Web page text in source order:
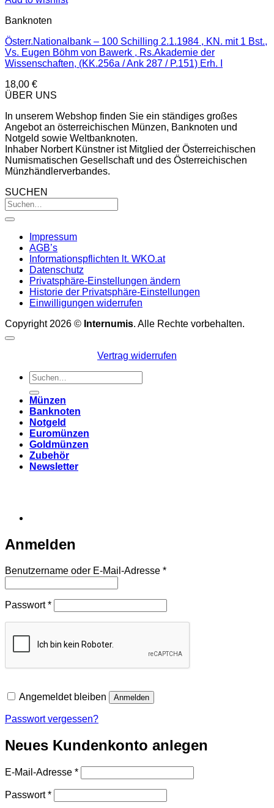
Banknoten
Österr.Nationalbank – 100 Schilling 2.1.1984 , KN. mit 1 Bst.,
Vs. Eugen Böhm von Bawerk , Rs.Akademie der
Wissenschaften, (KK.256a / Ank 287 / P.151) Erh. I
18,00 €
ÜBER UNS
In unserem Webshop finden Sie ein ständiges großes
Angebot an österreichischen Münzen, Banknoten und
Notgeld sowie Weltbanknoten.
Inhaber Norbert Künstner ist Mitglied der Österreichischen
Numismatischen Gesellschaft und des Österreichischen
Münzhändlerverbandes.
SUCHEN
Impressum
AGB’s
Informationspflichten lt. WKO.at
Datenschutz
Privatsphäre-Einstellungen ändern
Historie der Privatsphäre-Einstellungen
Einwilligungen widerrufen
Copyright 2026 © Internumis. Alle Rechte vorbehalten.
Vertrag widerrufen
Suchen
nach:
Münzen
Banknoten
Notgeld
Euromünzen
Goldmünzen
Zubehör
Newsletter
Anmelden
Benutzername oder E-Mail-Adresse *Erforderlich
Passwort*Erforderlich
Angemeldet bleiben Anmelden
Passwort vergessen?
Neues Kundenkonto anlegen
E-Mail-Adresse *Erforderlich
Passwort*Erforderlich